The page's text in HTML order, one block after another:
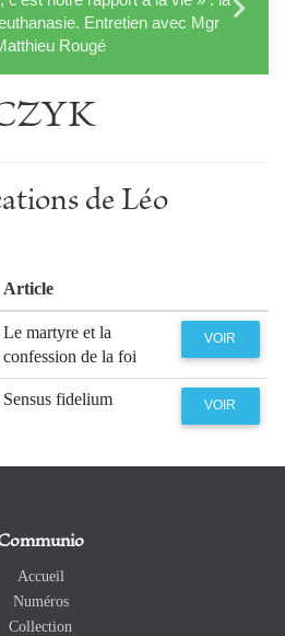
Entretien avec Mgr
Rougé
de Léo
Article
Le martyre et la
confession de la foi
VOIR
Sensus fidelium VOIR
Accueil
Numéros
Collection